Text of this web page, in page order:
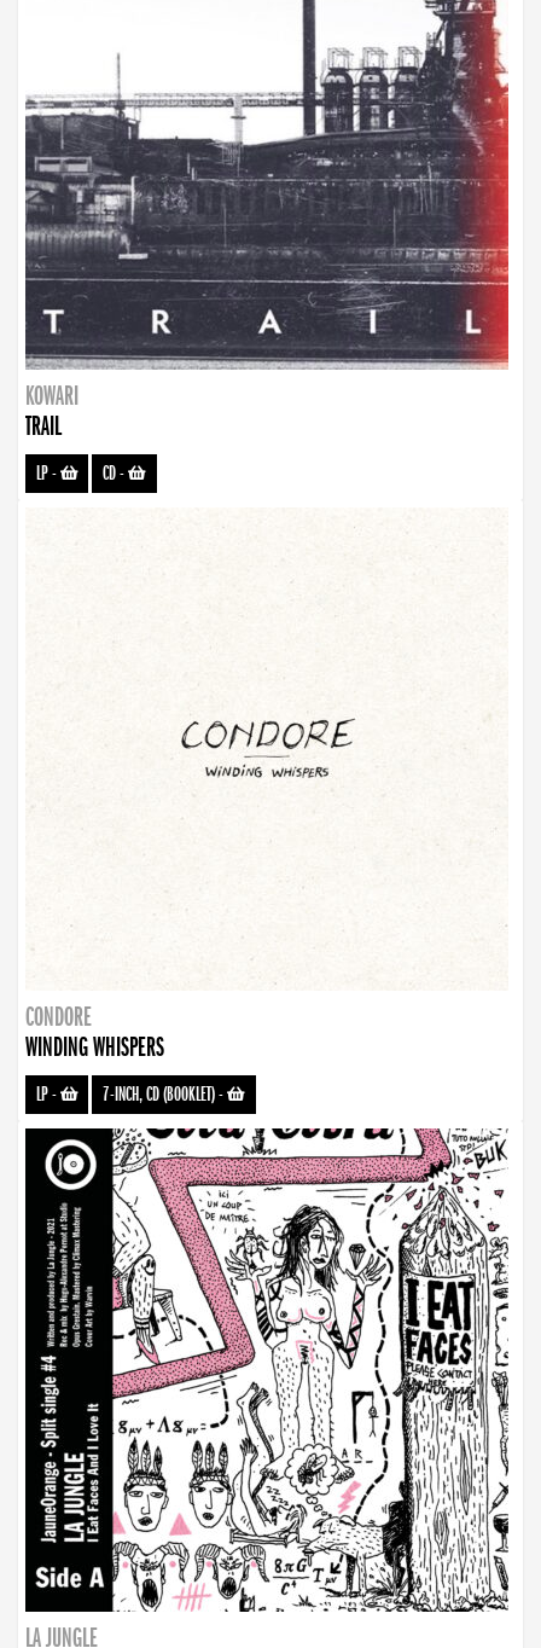
KOWARI
TRAIL
LP- CD-
CONDORE
WINDING WHISPERS
LP- 7-INCH, CD (BOOKLET)-
LA JUNGLE